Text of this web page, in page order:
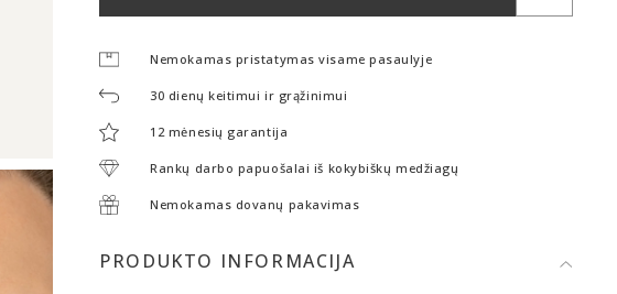
Nemokamas pristatymas visame pasaulyje
30 dienų keitimui ir grąžinimui
12 mėnesių garantija
Rankų darbo papuošalai iš kokybiškų medžiagų
Nemokamas dovanų pakavimas
PRODUKTO INFORMACIJA